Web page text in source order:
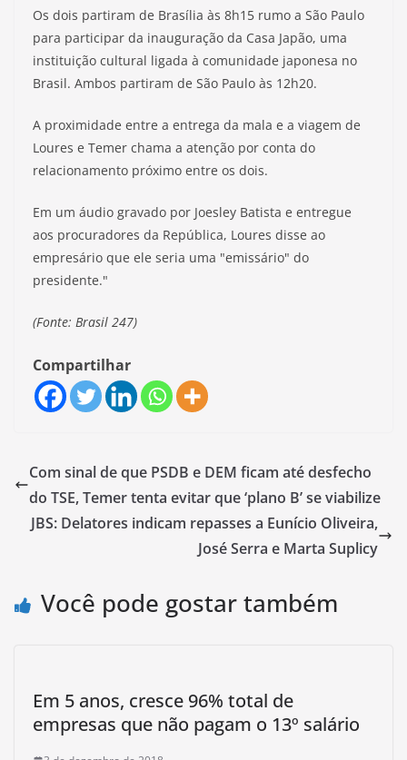
Os dois partiram de Brasília às 8h15 rumo a São Paulo
para participar da inauguração da Casa Japão, uma
instituição cultural ligada à comunidade japonesa no
Brasil. Ambos partiram de São Paulo às 12h20.
A proximidade entre a entrega da mala e a viagem de
Loures e Temer chama a atenção por conta do
relacionamento próximo entre os dois.
Em um áudio gravado por Joesley Batista e entregue
aos procuradores da República, Loures disse ao
empresário que ele seria uma "emissário" do
presidente."
(Fonte: Brasil 247)
Compartilhar
Com sinal de que PSDB e DEM ficam até desfecho
do TSE, Temer tenta evitar que ‘plano B’ se viabilize
JBS: Delatores indicam repasses a Eunício Oliveira,
José Serra e Marta Suplicy
Você pode gostar também
Em 5 anos, cresce 96% total de
empresas que não pagam o 13º salário